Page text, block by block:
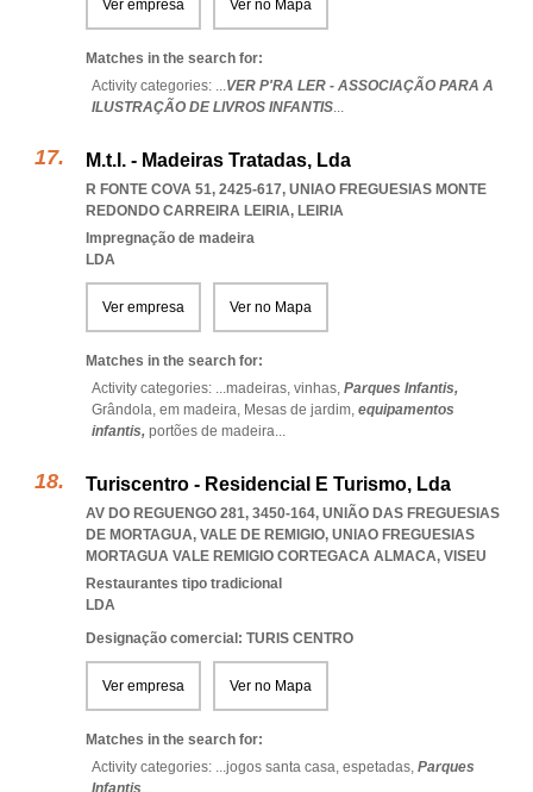
Ver empresa Ver no Mapa
Matches in the search for:
Activity categories: ...VER P'RA LER - ASSOCIAÇÃO PARA A
ILUSTRAÇÃO DE LIVROS INFANTIS...
M.t.l. - Madeiras Tratadas, Lda
R FONTE COVA 51, 2425-617, UNIAO FREGUESIAS MONTE
REDONDO CARREIRA LEIRIA, LEIRIA
Impregnação de madeira
LDA
Ver empresa Ver no Mapa
Matches in the search for:
Activity categories: ...madeiras, vinhas, Parques Infantis,
Grândola, em madeira, Mesas de jardim, equipamentos
infantis, portões de madeira...
Turiscentro - Residencial E Turismo, Lda
AV DO REGUENGO 281, 3450-164, UNIÃO DAS FREGUESIAS
DE MORTAGUA, VALE DE REMIGIO, UNIAO FREGUESIAS
MORTAGUA VALE REMIGIO CORTEGACA ALMACA, VISEU
Restaurantes tipo tradicional
LDA
Designação comercial: TURIS CENTRO
Ver empresa Ver no Mapa
Matches in the search for:
Activity categories: ...jogos santa casa, espetadas, Parques
Infantis...